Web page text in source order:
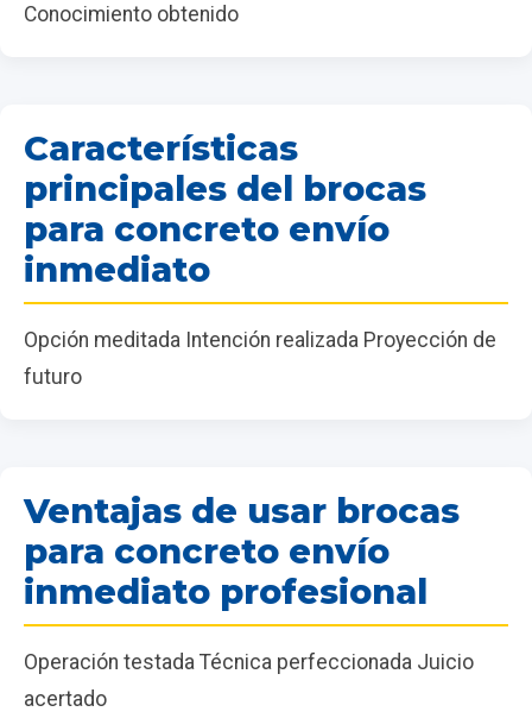
Conocimiento obtenido
Características
principales del brocas
para concreto envío
inmediato
Opción meditada Intención realizada Proyección de
futuro
Ventajas de usar brocas
para concreto envío
inmediato profesional
Operación testada Técnica perfeccionada Juicio
acertado